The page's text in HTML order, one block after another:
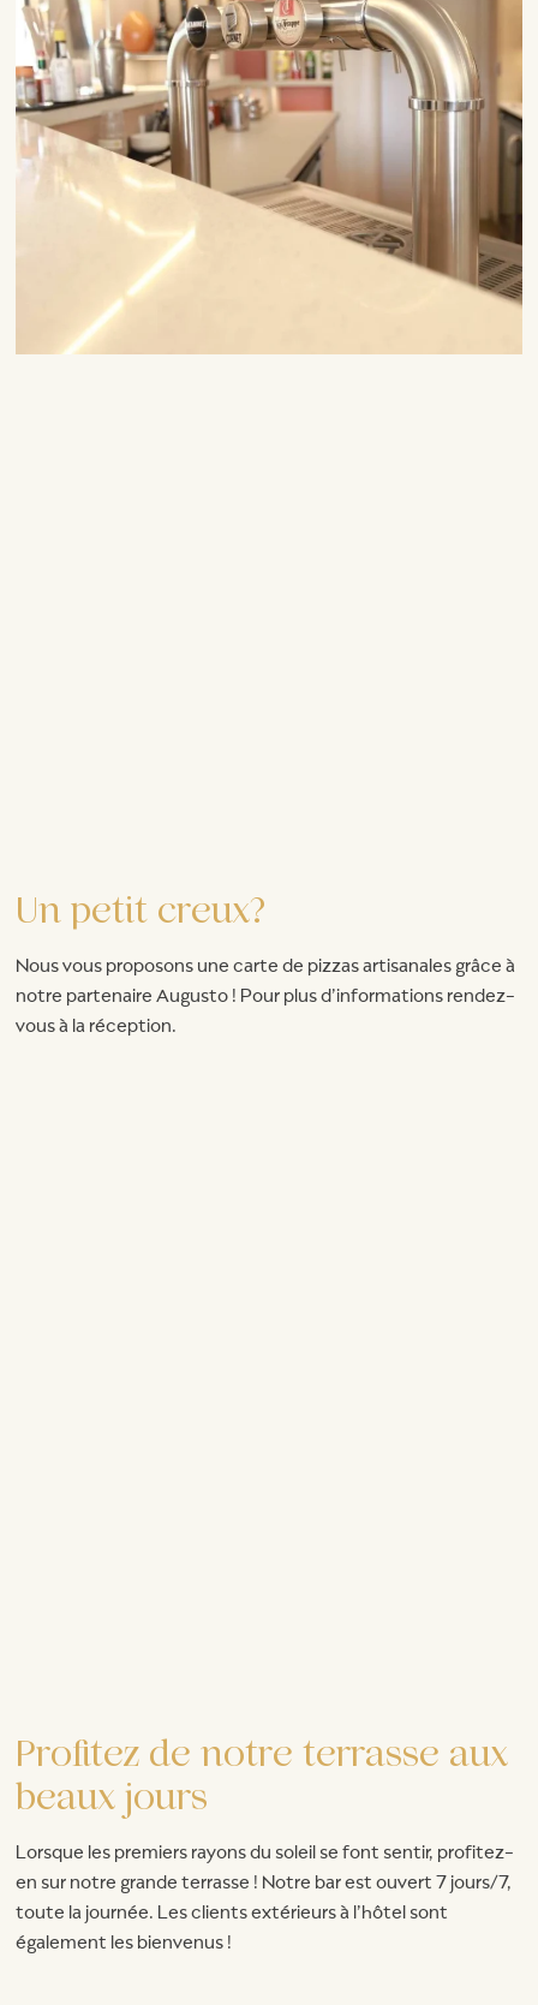
Un petit creux?
Nous vous proposons une carte de pizzas artisanales grâce à
notre partenaire Augusto ! Pour plus d’informations rendez-
vous à la réception.
Profitez de notre terrasse aux
beaux jours
Lorsque les premiers rayons du soleil se font sentir, profitez-
en sur notre grande terrasse ! Notre bar est ouvert 7 jours/7,
toute la journée. Les clients extérieurs à l’hôtel sont
également les bienvenus !